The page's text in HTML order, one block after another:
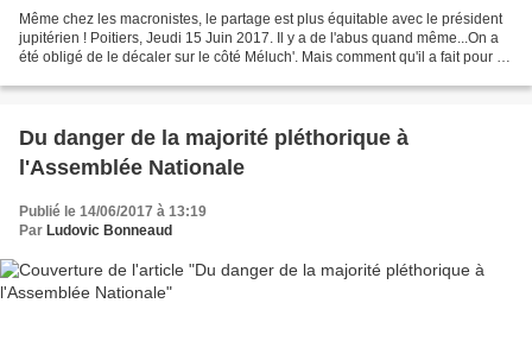
Même chez les macronistes, le partage est plus équitable avec le président
jupitérien ! Poitiers, Jeudi 15 Juin 2017. Il y a de l'abus quand même...On a
été obligé de le décaler sur le côté Méluch'. Mais comment qu'il a fait pour sa
Du danger de la majorité pléthorique à
l'Assemblée Nationale
Publié le 14/06/2017 à 13:19
Par Ludovic Bonneaud